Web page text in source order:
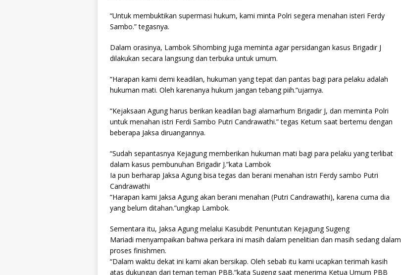
“Untuk membuktikan supermasi hukum, kami minta Polri segera menahan isteri Ferdy
Sambo.” tegasnya.
Dalam orasinya, Lambok Sihombing juga meminta agar persidangan kasus Brigadir J
dilakukan secara langsung dan terbuka untuk umum.
“Harapan kami demi keadilan, hukuman yang tepat dan pantas bagi para pelaku adalah
hukuman mati. Oleh karenanya hukum jangan tebang piih.”ujarnya.
“Kejaksaan Agung harus berikan keadilan bagi alamarhum Brigadir J, dan meminta Polri
untuk menahan istri Ferdi Sambo Putri Candrawathi.” tegas Ketum saat bertemu dengan
beberapa Jaksa diruangannya.
“Sudah sepantasnya Kejagung memberikan hukuman mati bagi para pelaku yang terlibat
dalam kasus pembunuhan Brigadir J.”kata Lambok
Ia pun berharap Jaksa Agung bisa tegas dan berani menahan istri Ferdy sambo Putri
Candrawathi
“Harapan kami Jaksa Agung akan berani menahan (Putri Candrawathi), karena cuma dia
yang belum ditahan.”ungkap Lambok.
Sementara itu, Jaksa Agung melalui Kasubdit Penuntutan Kejagung Sugeng
Mariadi menyampaikan bahwa perkara ini masih dalam penelitian dan masih sedang dalam
proses finishmen.
“Dalam waktu dekat ini kami akan bersikap. Oleh sebab itu kami ucapkan terimah kasih
atas dukungan dari teman teman PBB.”kata Sugeng saat menerima Ketua Umum PBB